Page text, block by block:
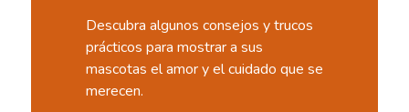
Descubra algunos consejos y trucos
prácticos para mostrar a sus
mascotas el amor y el cuidado que se
merecen.